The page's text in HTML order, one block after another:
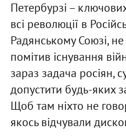
Петербурзі –
всі революції в
Радянському Союзі,
помітив існування
зараз задача росіян,
допустити будь-яких
Щоб там ніхто не
якось відчували